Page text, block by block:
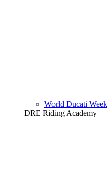
World Ducati Week
DRE Riding Academy